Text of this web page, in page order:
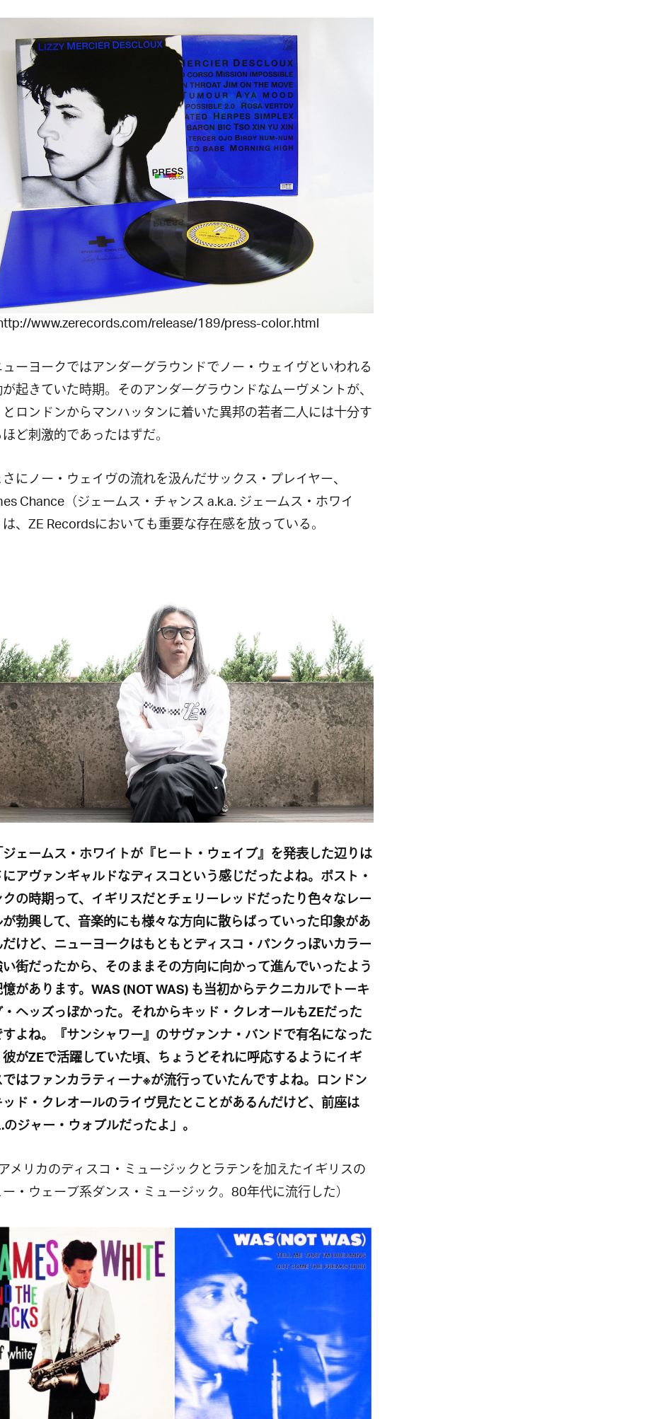
www.zerecords.com/release/189/press-color.html
ーヨークではアンダーグラウンドでノー・ウェイヴといわれる
起きていた時期。そのアンダーグラウンドなムーヴメントが、
ロンドンからマンハッタンに着いた異邦の若者二人には十分す
ど刺激的であったはずだ。
にノー・ウェイヴの流れを汲んだサックス・プレイヤー、
Chance（ジェームス・チャンス a.k.a. ジェームス・ホワイ
は、ZE Recordsにおいても重要な存在感を放っている。
ェームス・ホワイトが『ヒート・ウェイブ』を発表した辺りは
アヴァンギャルドなディスコという感じだったよね。ポスト・
の時期って、イギリスだとチェリーレッドだったり色々なレー
勃興して、音楽的にも様々な方向に散らばっていった印象があ
けど、ニューヨークはもともとディスコ・パンクっぽいカラー
街だったから、そのままその方向に向かって進んでいったよう
があります。WAS (NOT WAS)も当初からテクニカルでトーキ
ヘッズっぽかった。それからキッド・クレオールもZEだった
よね。『サンシャワー』のサヴァンナ・バンドで有名になった
がZEで活躍していた頃、ちょうどそれに呼応するようにイギ
ではファンカラティーナ※が流行っていたんですよね。ロンドン
ド・クレオールのライヴ見たとことがあるんだけど、前座は
のジャー・ウォブルだったよ」。
アメリカのディスコ・ミュージックとラテンを加えたイギリスの
・ウェーブ系ダンス・ミュージック。80年代に流行した）